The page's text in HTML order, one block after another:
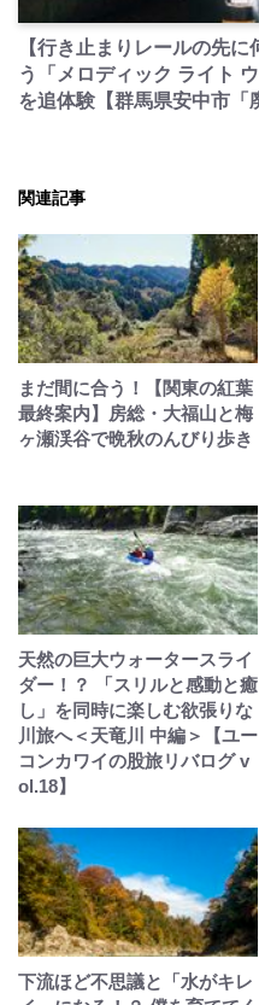
【行き止まりレールの先
う「メロディック ライト
を追体験【群馬県安中市「
関連記事
まだ間に合う！【関東の紅葉
最終案内】房総・大福山と梅
ヶ瀬渓谷で晩秋のんびり歩き
天然の巨大ウォータースライ
ダー！？ 「スリルと感動と癒
し」を同時に楽しむ欲張りな
川旅へ＜天竜川 中編＞【ユー
コンカワイの股旅リバログ v
ol.18】
下流ほど不思議と「水がキレ